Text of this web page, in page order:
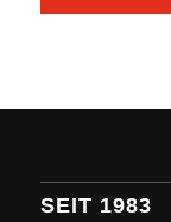
SEIT 1983